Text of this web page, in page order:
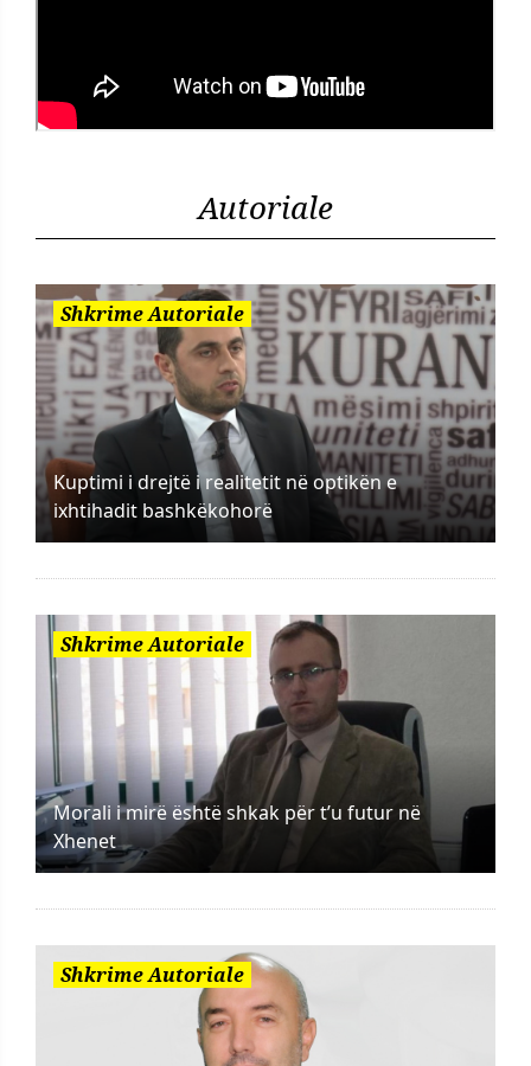
Autoriale
Shkrime Autoriale
Kuptimi i drejtë i realitetit në optikën e
ixhtihadit bashkëkohorë
Shkrime Autoriale
Morali i mirë është shkak për t’u futur në
Xhenet
Shkrime Autoriale